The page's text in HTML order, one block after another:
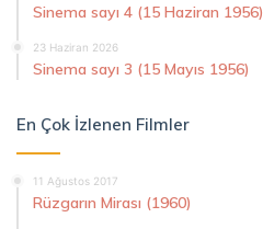
Sinema sayı 4 (15 Haziran 1956)
23 Haziran 2026
Sinema sayı 3 (15 Mayıs 1956)
En Çok İzlenen Filmler
11 Ağustos 2017
Rüzgarın Mirası (1960)